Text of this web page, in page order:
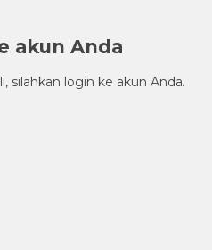
akun Anda
silahkan login ke akun Anda.